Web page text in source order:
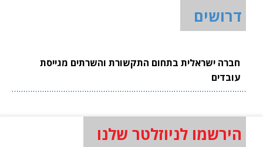
דרושים
חברה ישראלית בתחום התקשורת והשרתים מגייסת
עובדים
הירשמו לניוזלטר שלנו